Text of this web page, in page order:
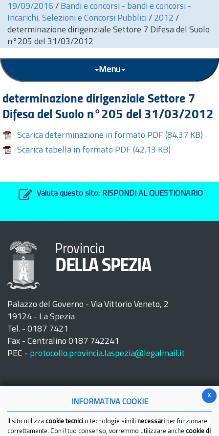
19/09/2016 / Bandi e concorsi - bandi e concorsi -
Incarichi, Selezioni e Concorsi Pubblici / 2012 /
determinazione dirigenziale Settore 7 Difesa del Suolo
n°205 del 31/03/2012
Menu
determinazione dirigenziale Settore 7
Difesa del Suolo n°205 del 31/03/2012
Scarica determinazione in formato PDF (84.37 KB)
Scarica tabella in formato PDF (42.13 KB)
Valuta questo sito: RISPONDI AL QUESTIONARIO
Provincia
DELLA SPEZIA
Palazzo del Governo - Via Vittorio Veneto, 2
19124 - La Spezia
Tel. - 0187 7421
Fax - Centralino 0187 742241
PEC - protocollo.provincia.laspezia@legalmail.it
Seguici su:
x
INFORMATIVA COOKIE
Il sito utilizza cookie tecnici o tecnologie simili necessari per funzionare
correttamente. Con il tuo consenso, vorremmo utilizzare anche cookie di